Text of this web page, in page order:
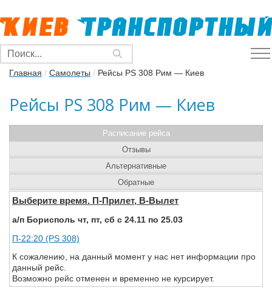
Главная / Самолеты / Рейсы PS 308 Рим — Киев
Рейсы PS 308 Рим — Киев
Расписание рейса
Выберите время. П-Прилет, В-Вылет
а/п Борисполь чт, пт, сб с 24.11 по 25.03
П-22:20 (PS 308)
К сожалению, на данный момент у нас нет информации про
данный рейс.
Возможно рейс отменен и временно не курсирует.
Отзывы
Альтернативные
Обратные